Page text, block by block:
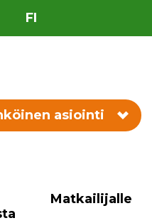
FI
asiointi
Matkailijalle